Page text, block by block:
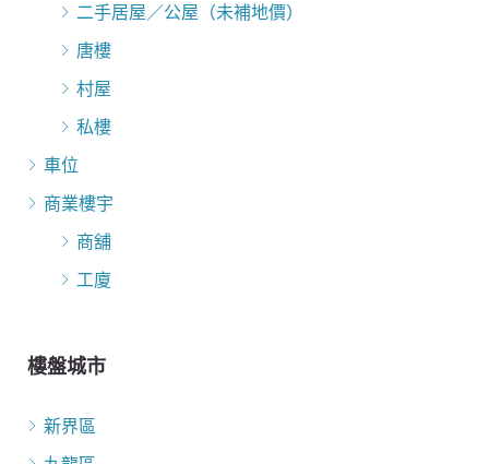
二手居屋／公屋（未補地價）
唐樓
村屋
私樓
車位
商業樓宇
商舖
工廈
樓盤城市
新界區